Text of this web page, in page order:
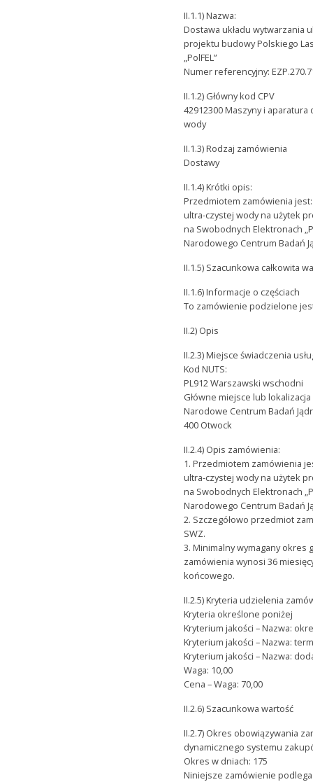
II.1.1) Nazwa:
Dostawa układu wytwarzania
projektu budowy Polskiego
„PolFEL”
Numer referencyjny:
II.1.2) Główny kod CPV
42912300 Maszyny i
wody
II.1.3) Rodzaj zamówienia
Dostawy
II.1.4) Krótki opis:
Przedmiotem zamówienia
ultra-czystej wody na użytek
na Swobodnych Elektronach
Narodowego Centrum Badań
II.1.5) Szacunkowa całkowita
II.1.6) Informacje o częściach
To zamówienie podzielone
II.2) Opis
II.2.3) Miejsce świadczenia
Kod NUTS:
PL912 Warszawski wschodni
Główne miejsce lub
Narodowe Centrum Badań
400 Otwock
II.2.4) Opis zamówienia:
1. Przedmiotem zamówienia
ultra-czystej wody na użytek
na Swobodnych Elektronach
Narodowego Centrum Badań
2. Szczegółowo przedmiot
SWZ.
3. Minimalny wymagany okres
zamówienia wynosi 36
końcowego.
II.2.5) Kryteria udzielenia
Kryteria określone poniżej
Kryterium jakości – Nazwa:
Kryterium jakości – Nazwa:
Kryterium jakości – Nazwa:
Waga: 10,00
Cena – Waga: 70,00
II.2.6) Szacunkowa wartość
II.2.7) Okres obowiązywania
dynamicznego systemu
Okres w dniach: 175
Niniejsze zamówienie